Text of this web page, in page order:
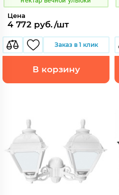
Цена
4 772 руб./шт
Заказ в 1 клик
В корзину